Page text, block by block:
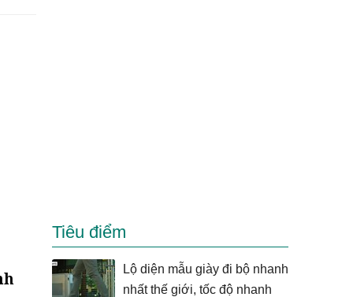
Tiêu điểm
Lộ diện mẫu giày đi bộ nhanh
nhất thế giới, tốc độ nhanh